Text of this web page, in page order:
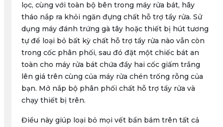
lọc, cùng với toàn bộ bên trong máy rửa bát, hãy
tháo nắp ra khỏi ngăn đựng chất hỗ trợ tẩy rửa. Sử
dụng máy đánh trứng gà tây hoặc thiết bị hút tương
tự để loại bỏ bất kỳ chất hỗ trợ tẩy rửa nào vẫn còn
trong cốc phân phối, sau đó đặt một chiếc bát an
toàn cho máy rửa bát chứa đầy hai cốc giấm trắng
lên giá trên cùng của máy rửa chén trống rỗng của
bạn. Mở nắp bộ phân phối chất hỗ trợ tẩy rửa và
chạy thiết bị trên.
Điều này giúp loại bỏ mọi vết bẩn bám trên tất cả